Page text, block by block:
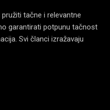
tačne i relevantne
garantirati potpunu tačnost
Svi članci izražavaju